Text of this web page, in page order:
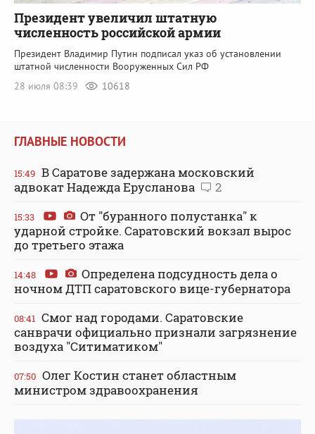
Президент увеличил штатную
численность российской армии
Президент Владимир Путин подписал указ об установлении
штатной численности Вооруженных Сил РФ
28 июля 08:39
10618
ГЛАВНЫЕ НОВОСТИ
15:49 В Саратове задержана московский
адвокат Надежда Ерусланова
2
15:33
От "буранного полустанка" к
ударной стройке. Саратовский вокзал вырос
до третьего этажа
14:48
Определена подсудность дела о
ночном ДТП саратовского вице-губернатора
08:41 Смог над городами. Саратовские
санврачи официально признали загрязнение
воздуха "Ситиматиком"
07:50 Олег Костин станет областным
министром здравоохранения